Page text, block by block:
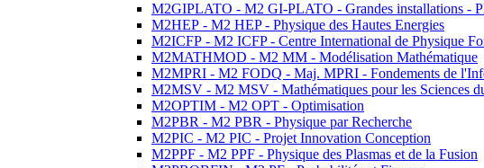
M2GIPLATO - M2 GI-PLATO - Grandes installations -
M2HEP - M2 HEP - Physique des Hautes Energies
M2ICFP - M2 ICFP - Centre International de Physique
M2MATHMOD - M2 MM - Modélisation Mathématique
M2MPRI - M2 FODQ - Maj. MPRI - Fondements de
M2MSV - M2 MSV - Mathématiques pour les Sciences
M2OPTIM - M2 OPT - Optimisation
M2PBR - M2 PBR - Physique par Recherche
M2PIC - M2 PIC - Projet Innovation Conception
M2PPF - M2 PPF - Physique des Plasmas et de la Fusion